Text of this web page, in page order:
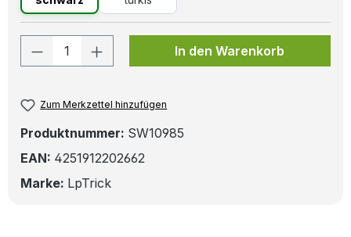
Produkt Anzahl: Gib den
In den Warenkorb
Zum Merkzettel hinzufügen
Produktnummer: SW10985
EAN: 4251912202662
Marke: LpTrick